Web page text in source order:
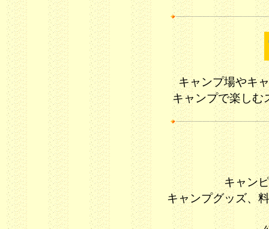
キャンプ場やキ
キャンプで楽しむ
キャン
キャンプグッズ、